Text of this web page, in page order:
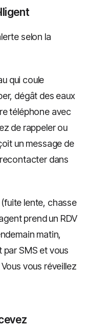
selon la
qui coule
dégât des eaux
téléphone avec
de rappeler ou
un message de
dans
(fuite lente, chasse
prend un RDV
matin,
SMS et vous
vous réveillez